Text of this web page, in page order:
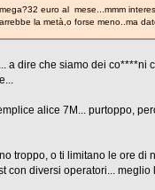
euro al mese...mmm
la metà,o forse meno..ma
dire che siamo dei co****ni
alice 7M... purtoppo,
troppo, o ti limitano le ore
con diversi operatori... meglio